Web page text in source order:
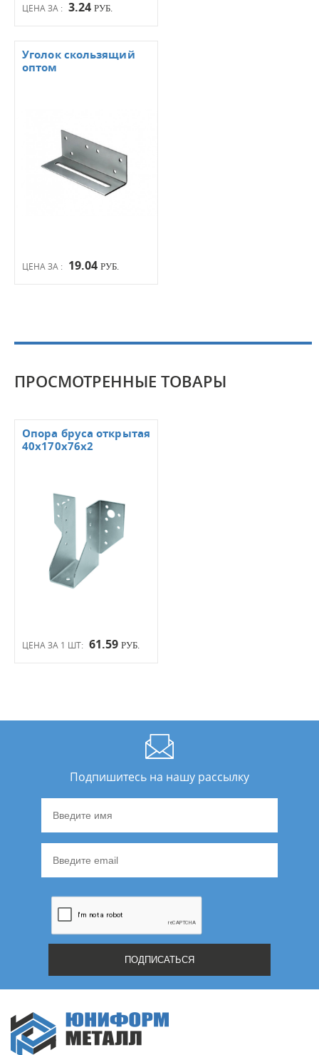
ЦЕНА ЗА : 3.24 РУБ.
ЦЕНА ЗА : 19.04 РУБ.
Уголок скользящий
оптом
ПРОСМОТРЕННЫЕ ТОВАРЫ
ЦЕНА ЗА 1 ШТ: 61.59 РУБ.
Опора бруса открытая
40х170х76х2
Подпишитесь на нашу рассылку